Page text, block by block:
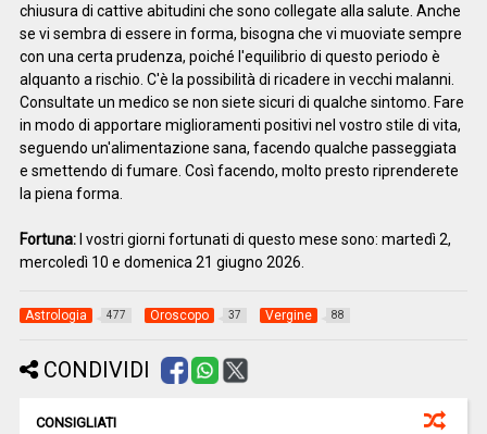
chiusura di cattive abitudini che sono collegate alla salute. Anche
se vi sembra di essere in forma, bisogna che vi muoviate sempre
con una certa prudenza, poiché l'equilibrio di questo periodo è
alquanto a rischio. C'è la possibilità di ricadere in vecchi malanni.
Consultate un medico se non siete sicuri di qualche sintomo. Fare
in modo di apportare miglioramenti positivi nel vostro stile di vita,
seguendo un'alimentazione sana, facendo qualche passeggiata
e smettendo di fumare. Così facendo, molto presto riprenderete
la piena forma.
Fortuna:I vostri giorni fortunati di questo mese sono: martedì 2,
mercoledì 10 e domenica 21 giugno 2026.
Astrologia 477 Oroscopo 37 Vergine 88
CONDIVIDI
CONSIGLIATI